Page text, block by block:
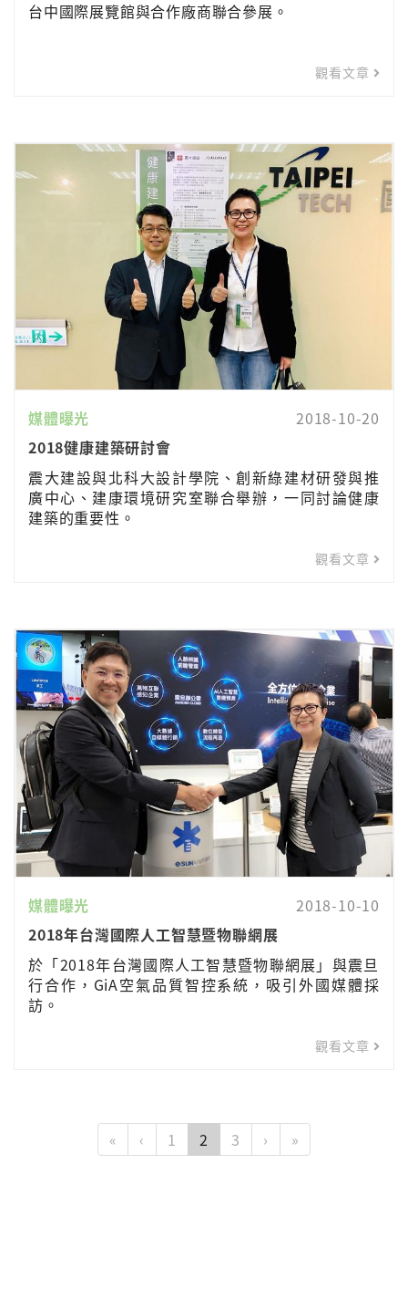
台中國際展覽館與合作廠商聯合參展。
觀看文章
媒體曝光
2018-10-20
2018健康建築研討會
震大建設與北科大設計學院、創新綠建材研發與推
廣中心、建康環境研究室聯合舉辦，一同討論健康
建築的重要性。
觀看文章
媒體曝光
2018-10-10
2018年台灣國際人工智慧暨物聯網展
於「2018年台灣國際人工智慧暨物聯網展」與震旦
行合作，GiA空氣品質智控系統，吸引外國媒體採
訪。
觀看文章
« ‹ 1 2 3 › »